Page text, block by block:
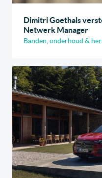
Dimitri Goethals
Netwerk Manager
Banden, onderhoud &